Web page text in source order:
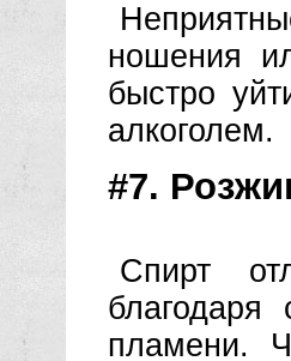
ношения
быстро
алкоголем.
#7.
Спирт
благодаря
пламени.